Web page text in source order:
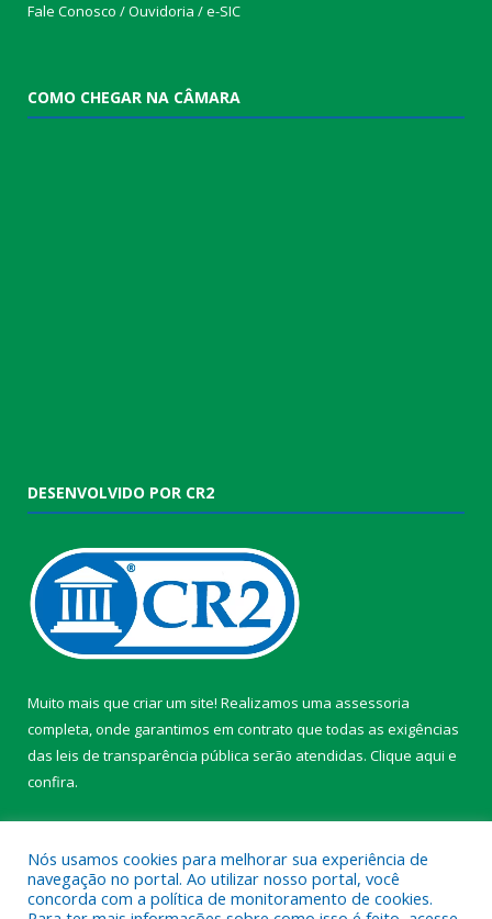
Fale Conosco / Ouvidoria / e-SIC
COMO CHEGAR NA CÂMARA
DESENVOLVIDO POR CR2
Muito mais que criar um site! Realizamos uma assessoria
completa, onde garantimos em contrato que todas as exigências
das leis de transparência pública serão atendidas. Clique aqui e
confira.
Nós usamos cookies para melhorar sua experiência de
navegação no portal. Ao utilizar nosso portal, você
concorda com a política de monitoramento de cookies.